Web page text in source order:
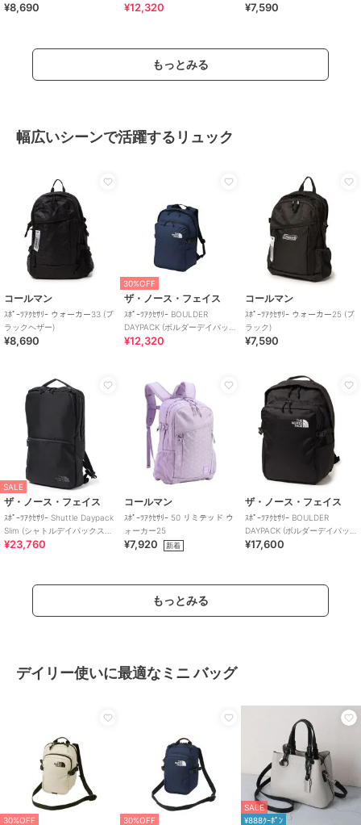
¥8,690
ク)
¥12,320 ¥7,590
もっとみる
幅広いシーンで活躍するリュック
コールマン
ｽﾎﾟｰﾂｱｸｾｻﾘｰ ウォーカー33 (ブ
ラックヘザー)
¥8,690
30%OFF
ザ・ノース・フェイス
ｽﾎﾟｰﾂｱｸｾｻﾘｰ BOULDER
DAYPACK (ボルダーデイパッ
ク)
¥12,320
コールマン
ｽﾎﾟｰﾂｱｸｾｻﾘｰ ウォーカー25 (ブ
ラック)
¥7,590
SALE
ザ・ノース・フェイス
ｽﾎﾟｰﾂｱｸｾｻﾘｰ Shuttle Daypack
Slim (シャトルデイパックスリ
ム)
¥23,760
コールマン
ｽﾎﾟｰﾂｱｸｾｻﾘｰ 50 リミテッド ウ
ォーカー25
¥7,920 新着
ザ・ノース・フェイス
ｽﾎﾟｰﾂｱｸｾｻﾘｰ BOULDER
DAYPACK (ボルダーデイパッ
ク)
¥17,600
もっとみる
デイリー使いに最適なミニ バッグ
30%OFF 30%OFF
SALE
¥888ｸｰﾎﾟﾝ